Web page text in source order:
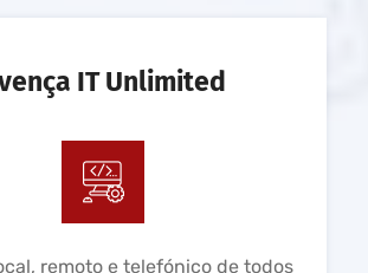
IT Unlimited
remoto e telefónico de todos